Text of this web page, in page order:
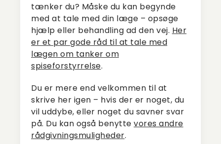
tænker du? Måske du kan begynde
med at tale med din læge – opsøge
hjælp eller behandling ad den vej. Her
er et par gode råd til at tale med
lægen om tanker om
spiseforstyrrelse.
Du er mere end velkommen til at
skrive her igen – hvis der er noget, du
vil uddybe, eller noget du savner svar
på. Du kan også benytte vores andre
rådgivningsmuligheder.